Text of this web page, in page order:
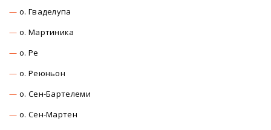
о. Гваделупа
о. Мартиника
о. Ре
о. Реюньон
о. Сен-Бартелеми
о. Сен-Мартен